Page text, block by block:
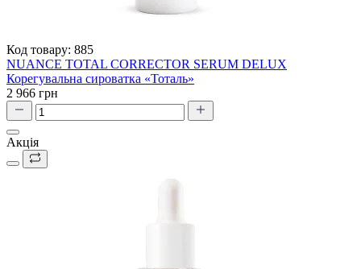
Код товару: 885
NUANCE TOTAL CORRECTOR SERUM DELUX
Корегувальна сироватка «Тоталь»
2 966 грн
Акція